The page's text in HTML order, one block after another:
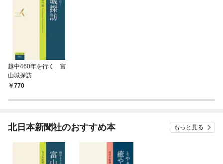
越中460年を行く 富
山城探訪
770
北日本新聞社のおすすめ本 もっと見る